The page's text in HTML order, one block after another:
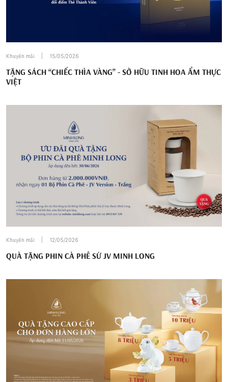
Khuyến mãi 15/05/2026
TẶNG SÁCH “CHIẾC THÌA VÀNG” - SỞ HỮU TINH HOA ẨM THỰC
VIỆT
Khuyến mãi 12/05/2026
QUÀ TẶNG PHIN CÀ PHÊ SỨ JV MINH LONG